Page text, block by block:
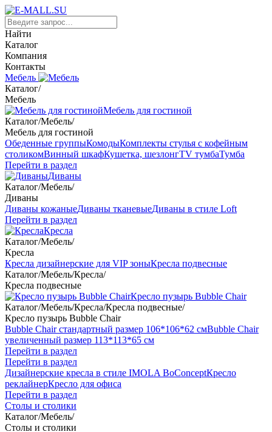
Найти
Каталог
Компания
Контакты
Мебель
Каталог/
Мебель
Мебель для гостиной
Каталог/Мебель/
Мебель для гостиной
Обеденные группыКомодыКомплекты стулья с кофейным
столикомВинный шкафКушетка, шезлонгTV тумбаТумба
Перейти в раздел
Диваны
Каталог/Мебель/
Диваны
Диваны кожаныеДиваны тканевыеДиваны в стиле Loft
Перейти в раздел
Кресла
Каталог/Мебель/
Кресла
Кресла дизайнерские для VIP зоныКресла подвесные
Каталог/Мебель/Кресла/
Кресла подвесные
Кресло пузырь Bubble Chair
Каталог/Мебель/Кресла/Кресла подвесные/
Кресло пузырь Bubble Chair
Bubble Chair стандартный размер 106*106*62 смBubble Chair
увеличенный размер 113*113*65 см
Перейти в раздел
Перейти в раздел
Дизайнерские кресла в стиле IMOLA BoConceptКресло
реклайнерКресло для офиса
Перейти в раздел
Столы и столики
Каталог/Мебель/
Столы и столики